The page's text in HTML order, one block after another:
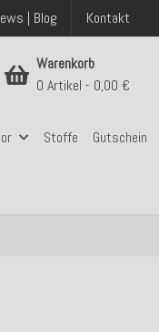
| Blog Kontakt
Stoffe Gutschein
Warenkorb
0 Artikel
0,00 €